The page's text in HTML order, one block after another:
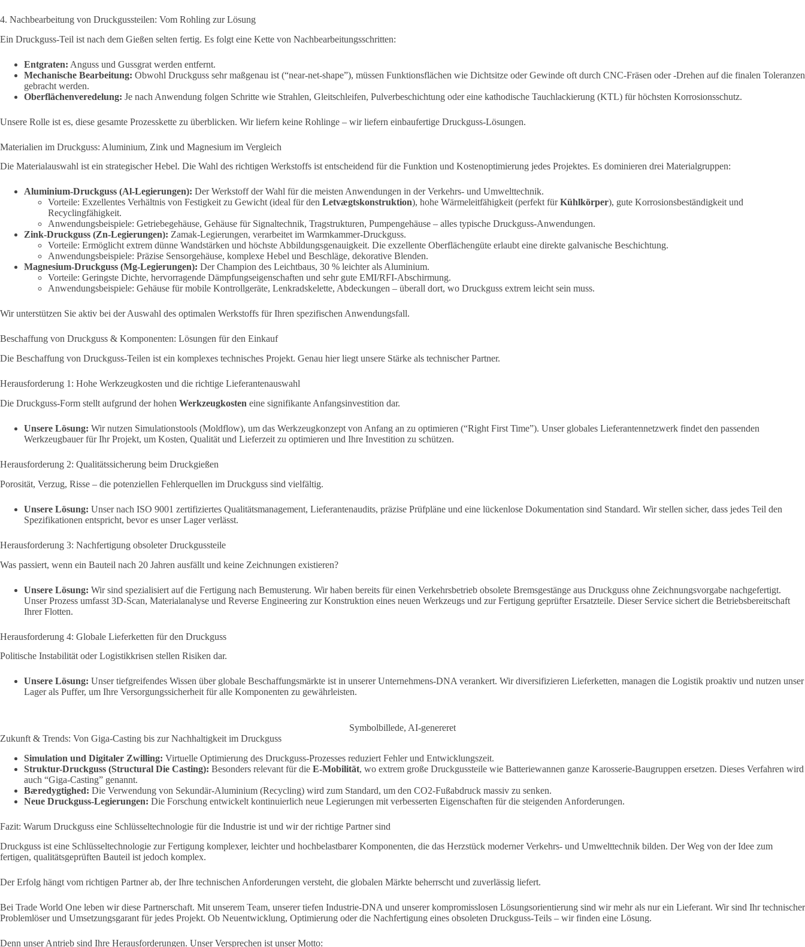
4. Nachbearbeitung von Druckgussteilen: Vom Rohling zur Lösung
Ein Druckguss-Teil ist nach dem Gießen selten fertig. Es folgt eine Kette von Nachbearbeitungsschritten:
Entgraten: Anguss und Gussgrat werden entfernt.
Mechanische Bearbeitung: Obwohl Druckguss sehr maßgenau ist (“near-net-shape”), müssen Funktionsflächen wie Dichtsitze oder Gewinde oft durch CNC-Fräsen oder -Drehen auf die finalen Toleranzen
gebracht werden.
Oberflächenveredelung: Je nach Anwendung folgen Schritte wie Strahlen, Gleitschleifen, Pulverbeschichtung oder eine kathodische Tauchlackierung (KTL) für höchsten Korrosionsschutz.
Unsere Rolle ist es, diese gesamte Prozesskette zu überblicken. Wir liefern keine Rohlinge – wir liefern einbaufertige Druckguss-Lösungen.
Materialien im Druckguss: Aluminium, Zink und Magnesium im Vergleich
Die Materialauswahl ist ein strategischer Hebel. Die Wahl des richtigen Werkstoffs ist entscheidend für die Funktion und Kostenoptimierung jedes Projektes. Es dominieren drei Materialgruppen:
Aluminium-Druckguss (Al-Legierungen): Der Werkstoff der Wahl für die meisten Anwendungen in der Verkehrs- und Umwelttechnik.
Vorteile: Exzellentes Verhältnis von Festigkeit zu Gewicht (ideal für den Letvægtskonstruktion), hohe Wärmeleitfähigkeit (perfekt fürKühlkörper), gute Korrosionsbeständigkeit und
Recyclingfähigkeit.
Anwendungsbeispiele: Getriebegehäuse, Gehäuse für Signaltechnik, Tragstrukturen, Pumpengehäuse – alles typische Druckguss-Anwendungen.
Zink-Druckguss (Zn-Legierungen): Zamak-Legierungen, verarbeitet im Warmkammer-Druckguss.
Vorteile: Ermöglicht extrem dünne Wandstärken und höchste Abbildungsgenauigkeit. Die exzellente Oberflächengüte erlaubt eine direkte galvanische Beschichtung.
Anwendungsbeispiele: Präzise Sensorgehäuse, komplexe Hebel und Beschläge, dekorative Blenden.
Magnesium-Druckguss (Mg-Legierungen): Der Champion des Leichtbaus, 30 % leichter als Aluminium.
Vorteile: Geringste Dichte, hervorragende Dämpfungseigenschaften und sehr gute EMI/RFI-Abschirmung.
Anwendungsbeispiele: Gehäuse für mobile Kontrollgeräte, Lenkradskelette, Abdeckungen – überall dort, wo Druckguss extrem leicht sein muss.
Wir unterstützen Sie aktiv bei der Auswahl des optimalen Werkstoffs für Ihren spezifischen Anwendungsfall.
Beschaffung von Druckguss & Komponenten: Lösungen für den Einkauf
Die Beschaffung von Druckguss-Teilen ist ein komplexes technisches Projekt. Genau hier liegt unsere Stärke als technischer Partner.
Herausforderung 1: Hohe Werkzeugkosten und die richtige Lieferantenauswahl
Die Druckguss-Form stellt aufgrund der hohen Werkzeugkosten eine signifikante Anfangsinvestition dar.
Unsere Lösung: Wir nutzen Simulationstools (Moldflow), um das Werkzeugkonzept von Anfang an zu optimieren (“Right First Time”). Unser globales Lieferantennetzwerk findet den passenden
Werkzeugbauer für Ihr Projekt, um Kosten, Qualität und Lieferzeit zu optimieren und Ihre Investition zu schützen.
Herausforderung 2: Qualitätssicherung beim Druckgießen
Porosität, Verzug, Risse – die potenziellen Fehlerquellen im Druckguss sind vielfältig.
Unsere Lösung: Unser nach ISO 9001 zertifiziertes Qualitätsmanagement, Lieferantenaudits, präzise Prüfpläne und eine lückenlose Dokumentation sind Standard. Wir stellen sicher, dass jedes Teil den
Spezifikationen entspricht, bevor es unser Lager verlässt.
Herausforderung 3: Nachfertigung obsoleter Druckgussteile
Was passiert, wenn ein Bauteil nach 20 Jahren ausfällt und keine Zeichnungen existieren?
Unsere Lösung: Wir sind spezialisiert auf die Fertigung nach Bemusterung. Wir haben bereits für einen Verkehrsbetrieb obsolete Bremsgestänge aus Druckguss ohne Zeichnungsvorgabe nachgefertigt.
Unser Prozess umfasst 3D-Scan, Materialanalyse und Reverse Engineering zur Konstruktion eines neuen Werkzeugs und zur Fertigung geprüfter Ersatzteile. Dieser Service sichert die Betriebsbereitschaft
Ihrer Flotten.
Herausforderung 4: Globale Lieferketten für den Druckguss
Politische Instabilität oder Logistikkrisen stellen Risiken dar.
Unsere Lösung: Unser tiefgreifendes Wissen über globale Beschaffungsmärkte ist in unserer Unternehmens-DNA verankert. Wir diversifizieren Lieferketten, managen die Logistik proaktiv und nutzen unser
Lager als Puffer, um Ihre Versorgungssicherheit für alle Komponenten zu gewährleisten.
Symbolbillede, AI-genereret
Zukunft & Trends: Von Giga-Casting bis zur Nachhaltigkeit im Druckguss
Simulation und Digitaler Zwilling: Virtuelle Optimierung des Druckguss-Prozesses reduziert Fehler und Entwicklungszeit.
Struktur-Druckguss (Structural Die Casting): Besonders relevant für die E-Mobilität, wo extrem große Druckgussteile wie Batteriewannen ganze Karosserie-Baugruppen ersetzen. Dieses Verfahren wird
auch “Giga-Casting” genannt.
Bæredygtighed: Die Verwendung von Sekundär-Aluminium (Recycling) wird zum Standard, um den CO2-Fußabdruck massiv zu senken.
Neue Druckguss-Legierungen: Die Forschung entwickelt kontinuierlich neue Legierungen mit verbesserten Eigenschaften für die steigenden Anforderungen.
Fazit: Warum Druckguss eine Schlüsseltechnologie für die Industrie ist und wir der richtige Partner sind
Druckguss ist eine Schlüsseltechnologie zur Fertigung komplexer, leichter und hochbelastbarer Komponenten, die das Herzstück moderner Verkehrs- und Umwelttechnik bilden. Der Weg von der Idee zum
fertigen, qualitätsgeprüften Bauteil ist jedoch komplex.
Der Erfolg hängt vom richtigen Partner ab, der Ihre technischen Anforderungen versteht, die globalen Märkte beherrscht und zuverlässig liefert.
Bei Trade World One leben wir diese Partnerschaft. Mit unserem Team, unserer tiefen Industrie-DNA und unserer kompromisslosen Lösungsorientierung sind wir mehr als nur ein Lieferant. Wir sind Ihr technischer
Problemlöser und Umsetzungsgarant für jedes Projekt. Ob Neuentwicklung, Optimierung oder die Nachfertigung eines obsoleten Druckguss-Teils – wir finden eine Lösung.
Denn unser Antrieb sind Ihre Herausforderungen. Unser Versprechen ist unser Motto: